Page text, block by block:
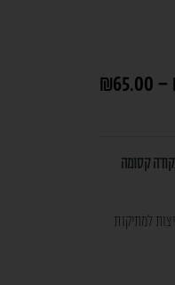
–
₪65.00
קסומה
למתיקות